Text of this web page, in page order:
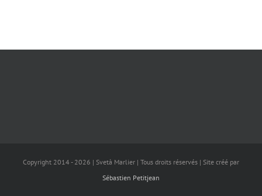
Copyright 2014 - 2026 | Svetà Marlier | Tous droits réservés | Site créé par
Sébastien Petitjean